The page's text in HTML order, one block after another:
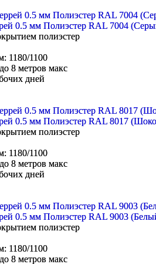
0.5 мм Полиэстер RAL 7004
полиэстер
1180/1100
8 метров макс
дней
0.5 мм Полиэстер RAL 8017
полиэстер
1180/1100
8 метров макс
дней
0.5 мм Полиэстер RAL 9003
полиэстер
1180/1100
8 метров макс